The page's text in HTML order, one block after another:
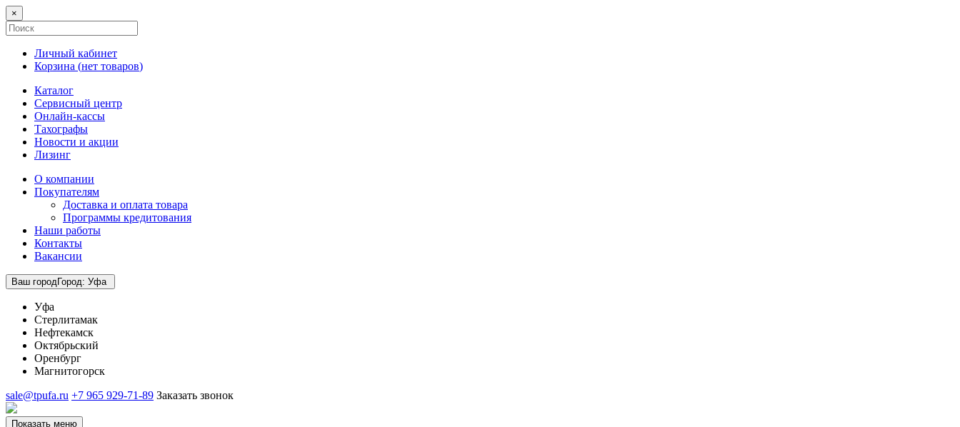
×
Личный кабинет
Корзина (нет товаров)
Каталог
Сервисный центр
Онлайн-кассы
Тахографы
Новости и акции
Лизинг
О компании
Покупателям
Доставка и оплата товара
Программы кредитования
Наши работы
Контакты
Вакансии
Ваш городГород: Уфа
Уфа
Стерлитамак
Нефтекамск
Октябрьский
Оренбург
Магнитогорск
sale@tpufa.ru +7 965 929-71-89 Заказать звонок
Показать меню